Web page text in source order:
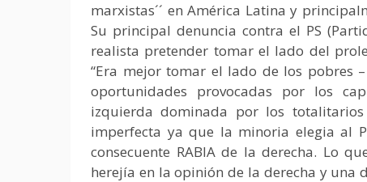
marxistas´´ en América Latina y
Su principal denuncia contra el PS
realista pretender tomar el lado del
“Era mejor tomar el lado de los pobres
oportunidades provocadas por los
izquierda dominada por los totalitarios
imperfecta ya que la minoria elegia al
consecuente RABIA de la derecha. Lo
herejía en la opinión de la derecha y una